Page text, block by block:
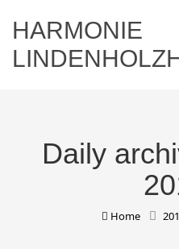
HARMONIE
Daily
Home